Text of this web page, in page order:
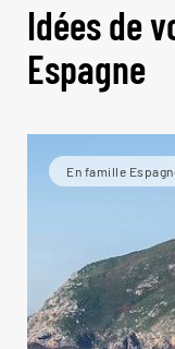
Idées de
Espagne
En famille